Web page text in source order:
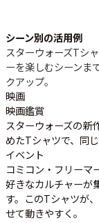
シーン別の活用例
スターウォーズTシ
ーを楽しむシーンま
クアップ。
映画
映画鑑賞
スターウォーズの新
めたTシャツで、同
イベント
コミコン・フリーマ
好きなカルチャーが
す。このTシャツが
せて動きやすく。